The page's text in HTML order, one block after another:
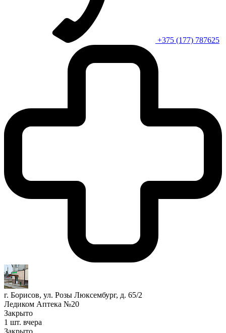
+375 (177) 787625
г. Борисов, ул. Розы Люксембург, д. 65/2
Ледиком Аптека №20
Закрыто
1 шт. вчера
Закрыто